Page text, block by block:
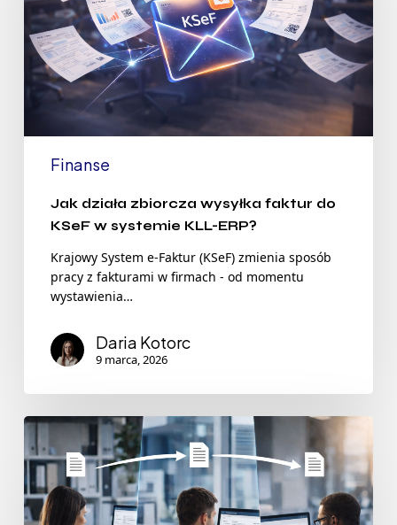
Finanse
Jak działa zbiorcza wysyłka faktur do
KSeF w systemie KLL-ERP?
Krajowy System e-Faktur (KSeF) zmienia sposób
pracy z fakturami w firmach - od momentu
wystawienia…
Daria Kotorc
9 marca, 2026